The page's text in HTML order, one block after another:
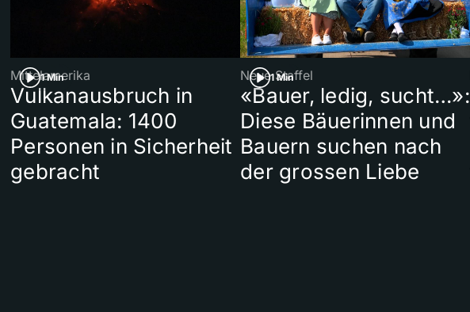
1 Min
Mittelamerika
Vulkanausbruch in
Guatemala: 1400
Personen in Sicherheit
gebracht
1 Min
Neue Staffel
«Bauer, ledig, sucht…»:
Diese Bäuerinnen und
Bauern suchen nach
der grossen Liebe